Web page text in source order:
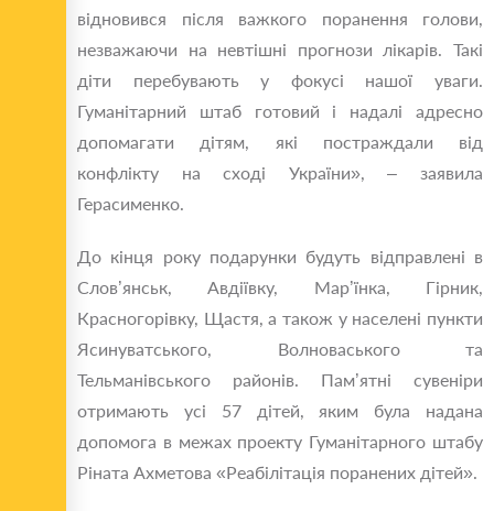
відновився після важкого поранення голови,
незважаючи на невтішні прогнози лікарів. Такі
діти перебувають у фокусі нашої уваги.
Гуманітарний штаб готовий і надалі адресно
допомагати дітям, які постраждали від
конфлікту на сході України», – заявила
Герасименко.
До кінця року подарунки будуть відправлені в
Слов’янськ, Авдіївку, Мар’їнка, Гірник,
Красногорівку, Щастя, а також у населені пункти
Ясинуватського, Волноваського та
Тельманівського районів. Пам’ятні сувеніри
отримають усі 57 дітей, яким була надана
допомога в межах проекту Гуманітарного штабу
Ріната Ахметова «Реабілітація поранених дітей».